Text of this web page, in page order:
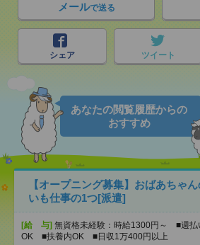
メールで送る
シェア ツイート
あなたの閲覧履歴からの
おすすめ
【オープニング募集】おばあちゃ
いも仕事の1つ[派遣]
[給 与] 無資格未経験：時給1300円～ ■週払
OK ■扶養内OK ■日収1万400円以上